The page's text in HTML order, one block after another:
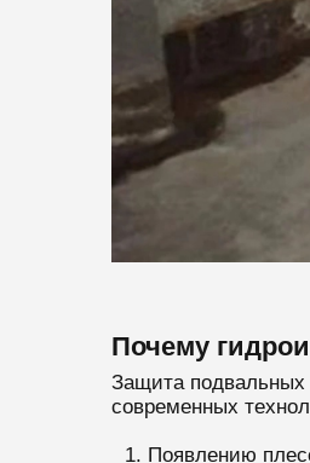
Почему
Защита подвальных
современных
Появлению